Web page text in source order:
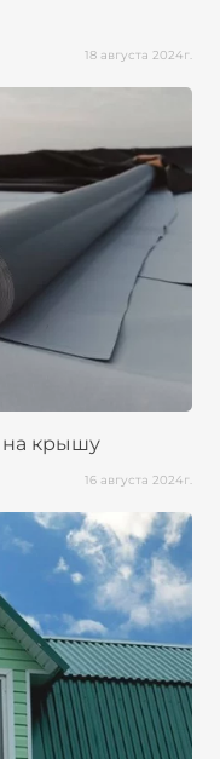
18 августа 2024г.
на крышу
16 августа 2024г.